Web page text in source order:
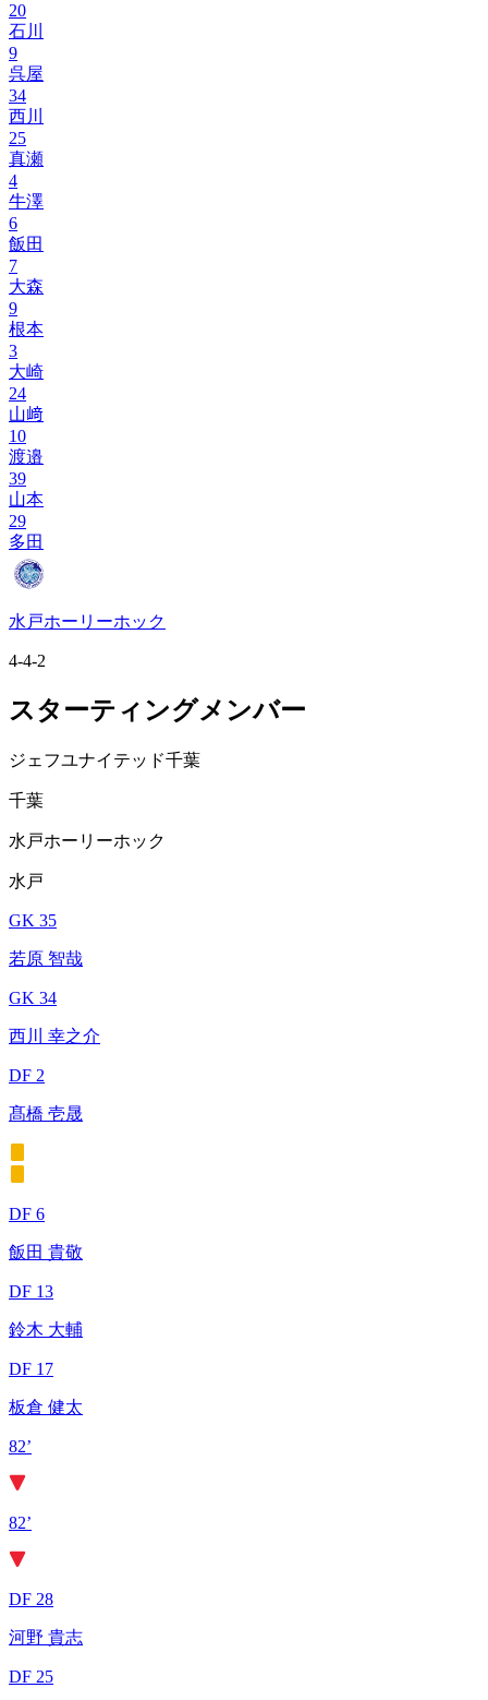
20
石川
9
呉屋
34
西川
25
真瀬
4
牛澤
6
飯田
7
大森
9
根本
3
大崎
24
山﨑
10
渡邉
39
山本
29
多田
水戸ホーリーホック
4-4-2
スターティングメンバー
ジェフユナイテッド千葉
千葉
水戸ホーリーホック
水戸
GK 35
若原 智哉
GK 34
西川 幸之介
DF 2
髙橋 壱晟
DF 6
飯田 貴敬
DF 13
鈴木 大輔
DF 17
板倉 健太
82’
82’
DF 28
河野 貴志
DF 25